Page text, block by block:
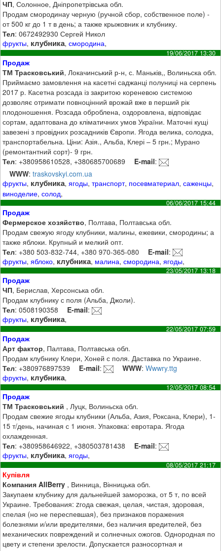
ЧП, Солонное, Дніпропетрівська обл.
Продам смородинау черную (ручной сбор, собственное поле) -
от 500 кг до 1 т в день; а также крыжовник и клубнику.
Тел: 0672492930 Сергей Никол
фрукты, клубника,смородина,
19/06/2017 13:30
Продаж
ТМ Трасковський, Локачинський р-н, с. Маньків,, Волиньска обл.
Приймаємо замовлення на касетні саджанці полуниці на серпень
2017 р. Касетна розсада із закритою кореневою системою
дозволяє отримати повноцінний врожай вже в перший рік
плодоношення. Розсада оброблена, оздоровлена, відповідає
сортам, адаптована до кліматичних умов України. Маточні кущі
завезені з провідних розсадників Європи. Ягода велика, солодка,
транспортабельна. Ціни: Азія., Альба, Клері – 5 грн.; Мурано
(ремонтантний сорт)- 9 грн.
Тел: +380958610528, +380685700689 E-mail:
WWW:traskovskyi.com.ua
фрукты, клубника,ягоды,транспорт, посевматериал,саженцы,
виноделие,солод,
06/06/2017 15:44
Продаж
Фермерское хозяйство, Полтава, Полтавська обл.
Продам свежую ягоду клубники, малины, ежевики, смородины; а
также яблоки. Крупный и мелкий опт.
Тел: +380 503-832-744, +380 970-365-080 E-mail:
фрукты,яблоко, клубника, малина,смородина,ягоды,
23/05/2017 13:18
Продаж
ЧП, Берислав, Херсонська обл.
Продам клубнику с поля (Альба, Джоли).
Тел: 0508190358 E-mail:
фрукты, клубника,
22/05/2017 07:59
Продаж
Арт фактор, Палтава, Полтавська обл.
Продам клубнику Клери, Хоней с поля. Даставка по Украине.
Тел: +380976897539 E-mail: WWW:Wwwry.ttg
фрукты, клубника,
12/05/2017 08:54
Продаж
ТМ Трасковський , Луцк, Волиньска обл.
Продам свежие ягоды клубники (Альба, Азия, Роксана, Клери), 1-
15 т/день, начиная с 1 июня. Упаковка: евротара. Ягода
охлажденная.
Тел: +380958646922, +380503781438 E-mail:
фрукты, клубника,ягоды,
08/05/2017 21:17
Купівля
Компания AllBerry , Винница, Вінницька обл.
Закупаем клубнику для дальнейшей заморозка, от 5 т, по всей
Украине. Требования: zгода свежая, целая, чистая, здоровая,
спелая (но не переспевшая), без признаков поражения
болезнями и/или вредителями, без наличия вредителей, без
механических повреждений и солнечных ожогов. Однородная по
цвету и степени зрелости. Допускается разносортная и